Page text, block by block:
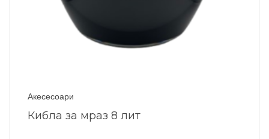
Акесесоари
Кибла за мраз 8 лит